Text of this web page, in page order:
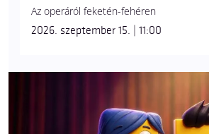
Az operáról feketén-fehéren
2026. szeptember 15. | 11:00